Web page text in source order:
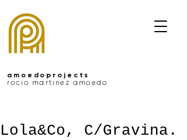
amoedoprojects
rocío martínez amoedo
Lola&Co, C/Gravina.